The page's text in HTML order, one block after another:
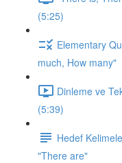
(5:25)
Elementary
much, How many"
Dinleme ve
(5:39)
Hedef
"There are"